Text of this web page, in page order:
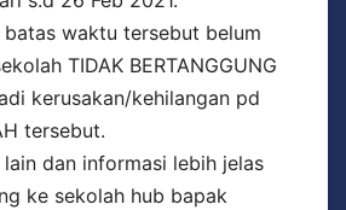
waktu tersebut belum
TIDAK BERTANGGUNG
kerusakan/kehilangan pd
tersebut.
dan informasi lebih jelas
ke sekolah hub bapak